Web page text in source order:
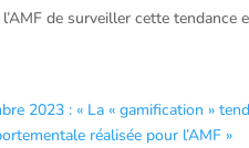
de surveiller cette
2023 : « La « gamification »
réalisée pour l’AMF »